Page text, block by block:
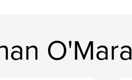
O'Mara